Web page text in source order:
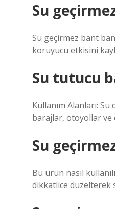
Su
Su geçirmez bant
koruyucu etkisini
Su tutucu
Kullanım Alanları:
barajlar, otoyollar ve
Su
Bu ürün nasıl
dikkatlice düzelterek